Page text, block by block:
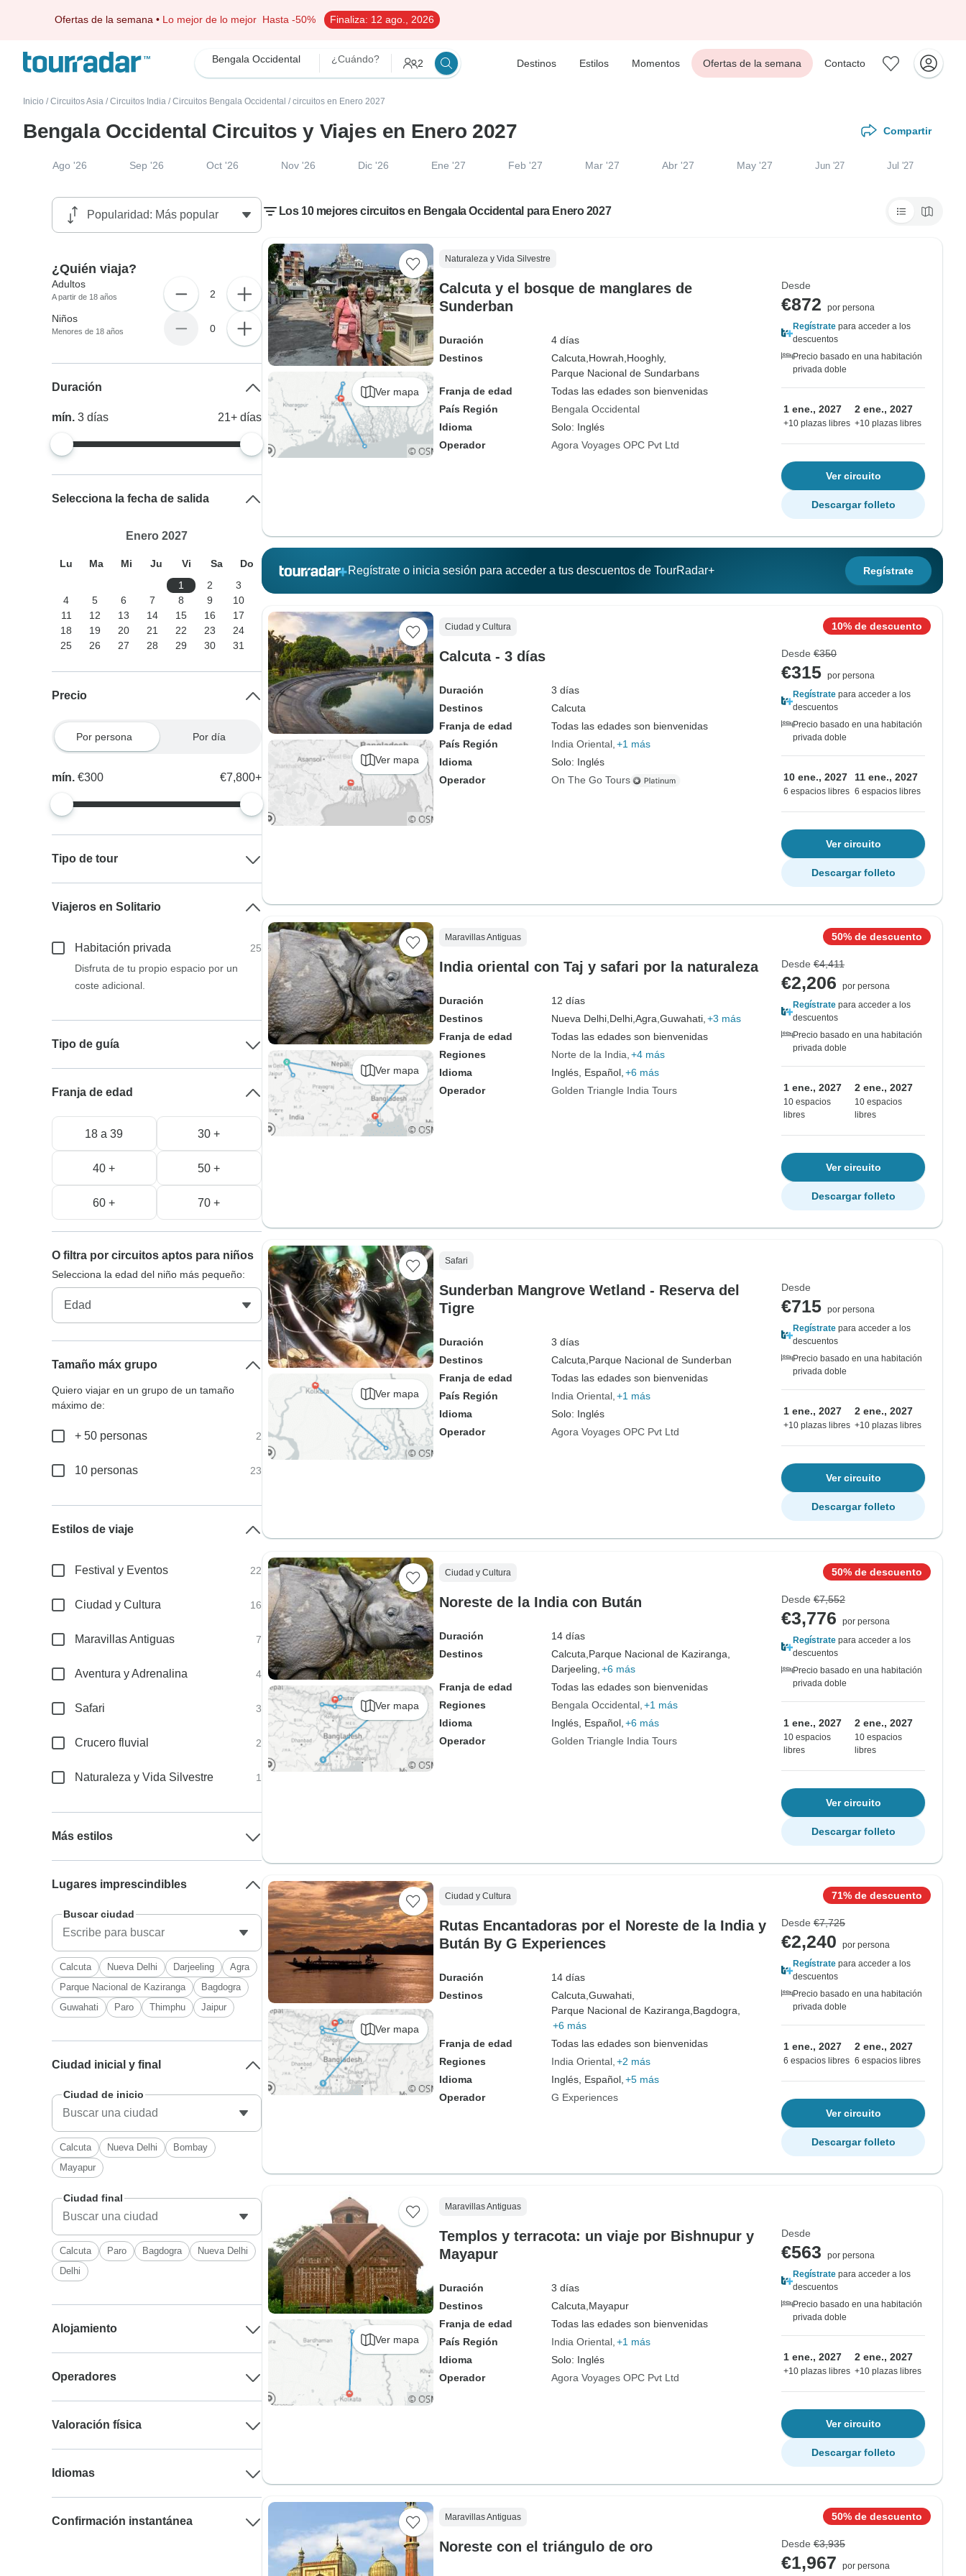
Ofertas de la semana • Lo mejor de lo mejor Hasta -50% Finaliza: 12 ago., 2026
Bengala Occidental ¿Cuándo? 2 Destinos Estilos Momentos Ofertas de la semana Contacto
Inicio / Circuitos Asia / Circuitos India / Circuitos Bengala Occidental / circuitos en Enero 2027
Bengala Occidental Circuitos y Viajes en Enero 2027 Compartir
Ago '26 Sep '26 Oct '26 Nov '26 Dic '26 Ene '27 Feb '27 Mar '27 Abr '27 May '27 Jun '27 Jul '27
Los 10 mejores circuitos en Bengala Occidental para Enero 2027
Ver mapa
Naturaleza y Vida Silvestre
Calcuta y el bosque de manglares de
Sunderban
Duración
4 días
Destinos
Calcuta, Howrah, Hooghly,
Parque Nacional de Sundarbans
Franja de edad
Todas las edades son bienvenidas
País Región
Bengala Occidental
Idioma
Solo: Inglés
Operador
Agora Voyages OPC Pvt Ltd
Desde
€872
por persona
Regístrate para acceder a los
descuentos
Precio basado en una habitación
privada doble
1 ene., 2027
+10 plazas libres
2 ene., 2027
+10 plazas libres
Ver circuito
Descargar folleto
Regístrate o inicia sesión para acceder a tus descuentos de TourRadar+ Regístrate
Ver mapa
Ciudad y Cultura
Calcuta - 3 días
Duración
3 días
Destinos
Calcuta
Franja de edad
Todas las edades son bienvenidas
País Región
India Oriental +1 más
Idioma
Solo: Inglés
Operador
On The Go Tours
10% de descuento
Desde €350
€315 por persona
Regístrate para acceder a los
descuentos
Precio basado en una habitación
privada doble
10 ene., 2027
6 espacios libres
11 ene., 2027
6 espacios libres
Ver circuito
Descargar folleto
Ver mapa
Maravillas Antiguas
India oriental con Taj y safari por la naturaleza
Duración
12 días
Destinos
Nueva Delhi, Delhi, Agra, Guwahati, +3 más
Franja de edad
Todas las edades son bienvenidas
Regiones
Norte de la India +4 más
Idioma
Inglés, Español, +6 más
Operador
Golden Triangle India Tours
50% de descuento
Desde €4,411
€2,206
por persona
Regístrate para acceder a los
descuentos
Precio basado en una habitación
privada doble
1 ene., 2027
10 espacios
libres
2 ene., 2027
10 espacios
libres
Ver circuito
Descargar folleto
Ver mapa
Safari
Sunderban Mangrove Wetland - Reserva del
Tigre
Duración
3 días
Destinos
Calcuta, Parque Nacional de Sunderban
Franja de edad
Todas las edades son bienvenidas
País Región
India Oriental +1 más
Idioma
Solo: Inglés
Operador
Agora Voyages OPC Pvt Ltd
Desde
€715 por persona
Regístrate para acceder a los
descuentos
Precio basado en una habitación
privada doble
1 ene., 2027
+10 plazas libres
2 ene., 2027
+10 plazas libres
Ver circuito
Descargar folleto
Ver mapa
Ciudad y Cultura
Noreste de la India con Bután
Duración
14 días
Destinos
Calcuta, Parque Nacional de Kaziranga,
Darjeeling, +6 más
Franja de edad
Todas las edades son bienvenidas
Regiones
Bengala Occidental +1 más
Idioma
Inglés, Español, +6 más
Operador
Golden Triangle India Tours
50% de descuento
Desde €7,552
€3,776
por persona
Regístrate para acceder a los
descuentos
Precio basado en una habitación
privada doble
1 ene., 2027
10 espacios
libres
2 ene., 2027
10 espacios
libres
Ver circuito
Descargar folleto
Ver mapa
Ciudad y Cultura
Rutas Encantadoras por el Noreste de la India y
Bután By G Experiences
Duración
14 días
Destinos
Calcuta, Guwahati,
Parque Nacional de Kaziranga, Bagdogra,
+6 más
Franja de edad
Todas las edades son bienvenidas
Regiones
India Oriental +2 más
Idioma
Inglés, Español, +5 más
Operador
G Experiences
71% de descuento
Desde €7,725
€2,240
por persona
Regístrate para acceder a los
descuentos
Precio basado en una habitación
privada doble
1 ene., 2027
6 espacios libres
2 ene., 2027
6 espacios libres
Ver circuito
Descargar folleto
Ver mapa
Maravillas Antiguas
Templos y terracota: un viaje por Bishnupur y
Mayapur
Duración
3 días
Destinos
Calcuta, Mayapur
Franja de edad
Todas las edades son bienvenidas
País Región
India Oriental +1 más
Idioma
Solo: Inglés
Operador
Agora Voyages OPC Pvt Ltd
Desde
€563
por persona
Regístrate para acceder a los
descuentos
Precio basado en una habitación
privada doble
1 ene., 2027
+10 plazas libres
2 ene., 2027
+10 plazas libres
Ver circuito
Descargar folleto
Maravillas Antiguas
Noreste con el triángulo de oro
50% de descuento
Desde €3,935
€1,967 por persona
¿Quién viaja?
Adultos
A partir de 18 años 2
Niños
Menores de 18 años 0
Duración
mín.3días 21+ días
Selecciona la fecha de salida
Enero 2027
Lu Ma Mi Ju Vi Sa
Do
1
2
3
4
5 6 7 8 9
10
11
12 13 14 15 16
17
18
19 20 21 22 23
24
25
26 27 28 29 30 31
Precio
Por persona Por día
mín.€300 €7,800+
Tipo de tour
Viajeros en Solitario
Habitación privada
25
Disfruta de tu propio espacio por un
coste adicional.
Tipo de guía
Franja de edad
18 a 39 30 +
40 + 50 +
60 + 70 +
O filtra por circuitos aptos para niños
Selecciona la edad del niño más pequeño:
Tamaño máx grupo
Quiero viajar en un grupo de un tamaño
máximo de:
+ 50 personas 2
10 personas 23
Estilos de viaje
Festival y Eventos 22
Ciudad y Cultura 16
Maravillas Antiguas 7
Aventura y Adrenalina 4
Safari 3
Crucero fluvial 2
Naturaleza y Vida Silvestre 1
Más estilos
Lugares imprescindibles
Buscar ciudad
Calcuta Nueva Delhi Darjeeling
Agra
Parque Nacional de Kaziranga
Bagdogra
Guwahati
Paro Thimphu Jaipur
Ciudad inicial y final
Ciudad de inicio
Calcuta Nueva Delhi
Bombay
Mayapur
Ciudad final
Calcuta Paro Bagdogra
Nueva Delhi
Delhi
Alojamiento
Operadores
Valoración física
Idiomas
Confirmación instantánea